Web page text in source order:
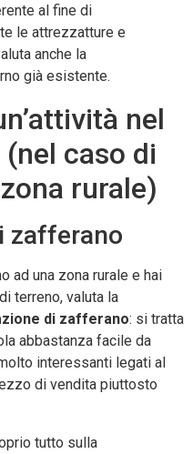
al fine di
le attrezzatture e
anche la
già esistente.
nel
caso di
rurale)
zafferano
ad una zona rurale e hai
terreno, valuta la
di zafferano: si tratta
abbastanza facile da
interessanti legati al
di vendita piuttosto
tutto sulla